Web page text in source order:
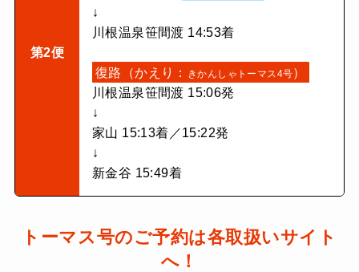
第2便
↓
川根温泉笹間渡 14:53着
復路（かえり： きかんしゃトーマス4号）
川根温泉笹間渡 15:06発
↓
家山 15:13着／15:22発
↓
新金谷 15:49着
トーマス号のご予約は各取扱いサイト
へ！